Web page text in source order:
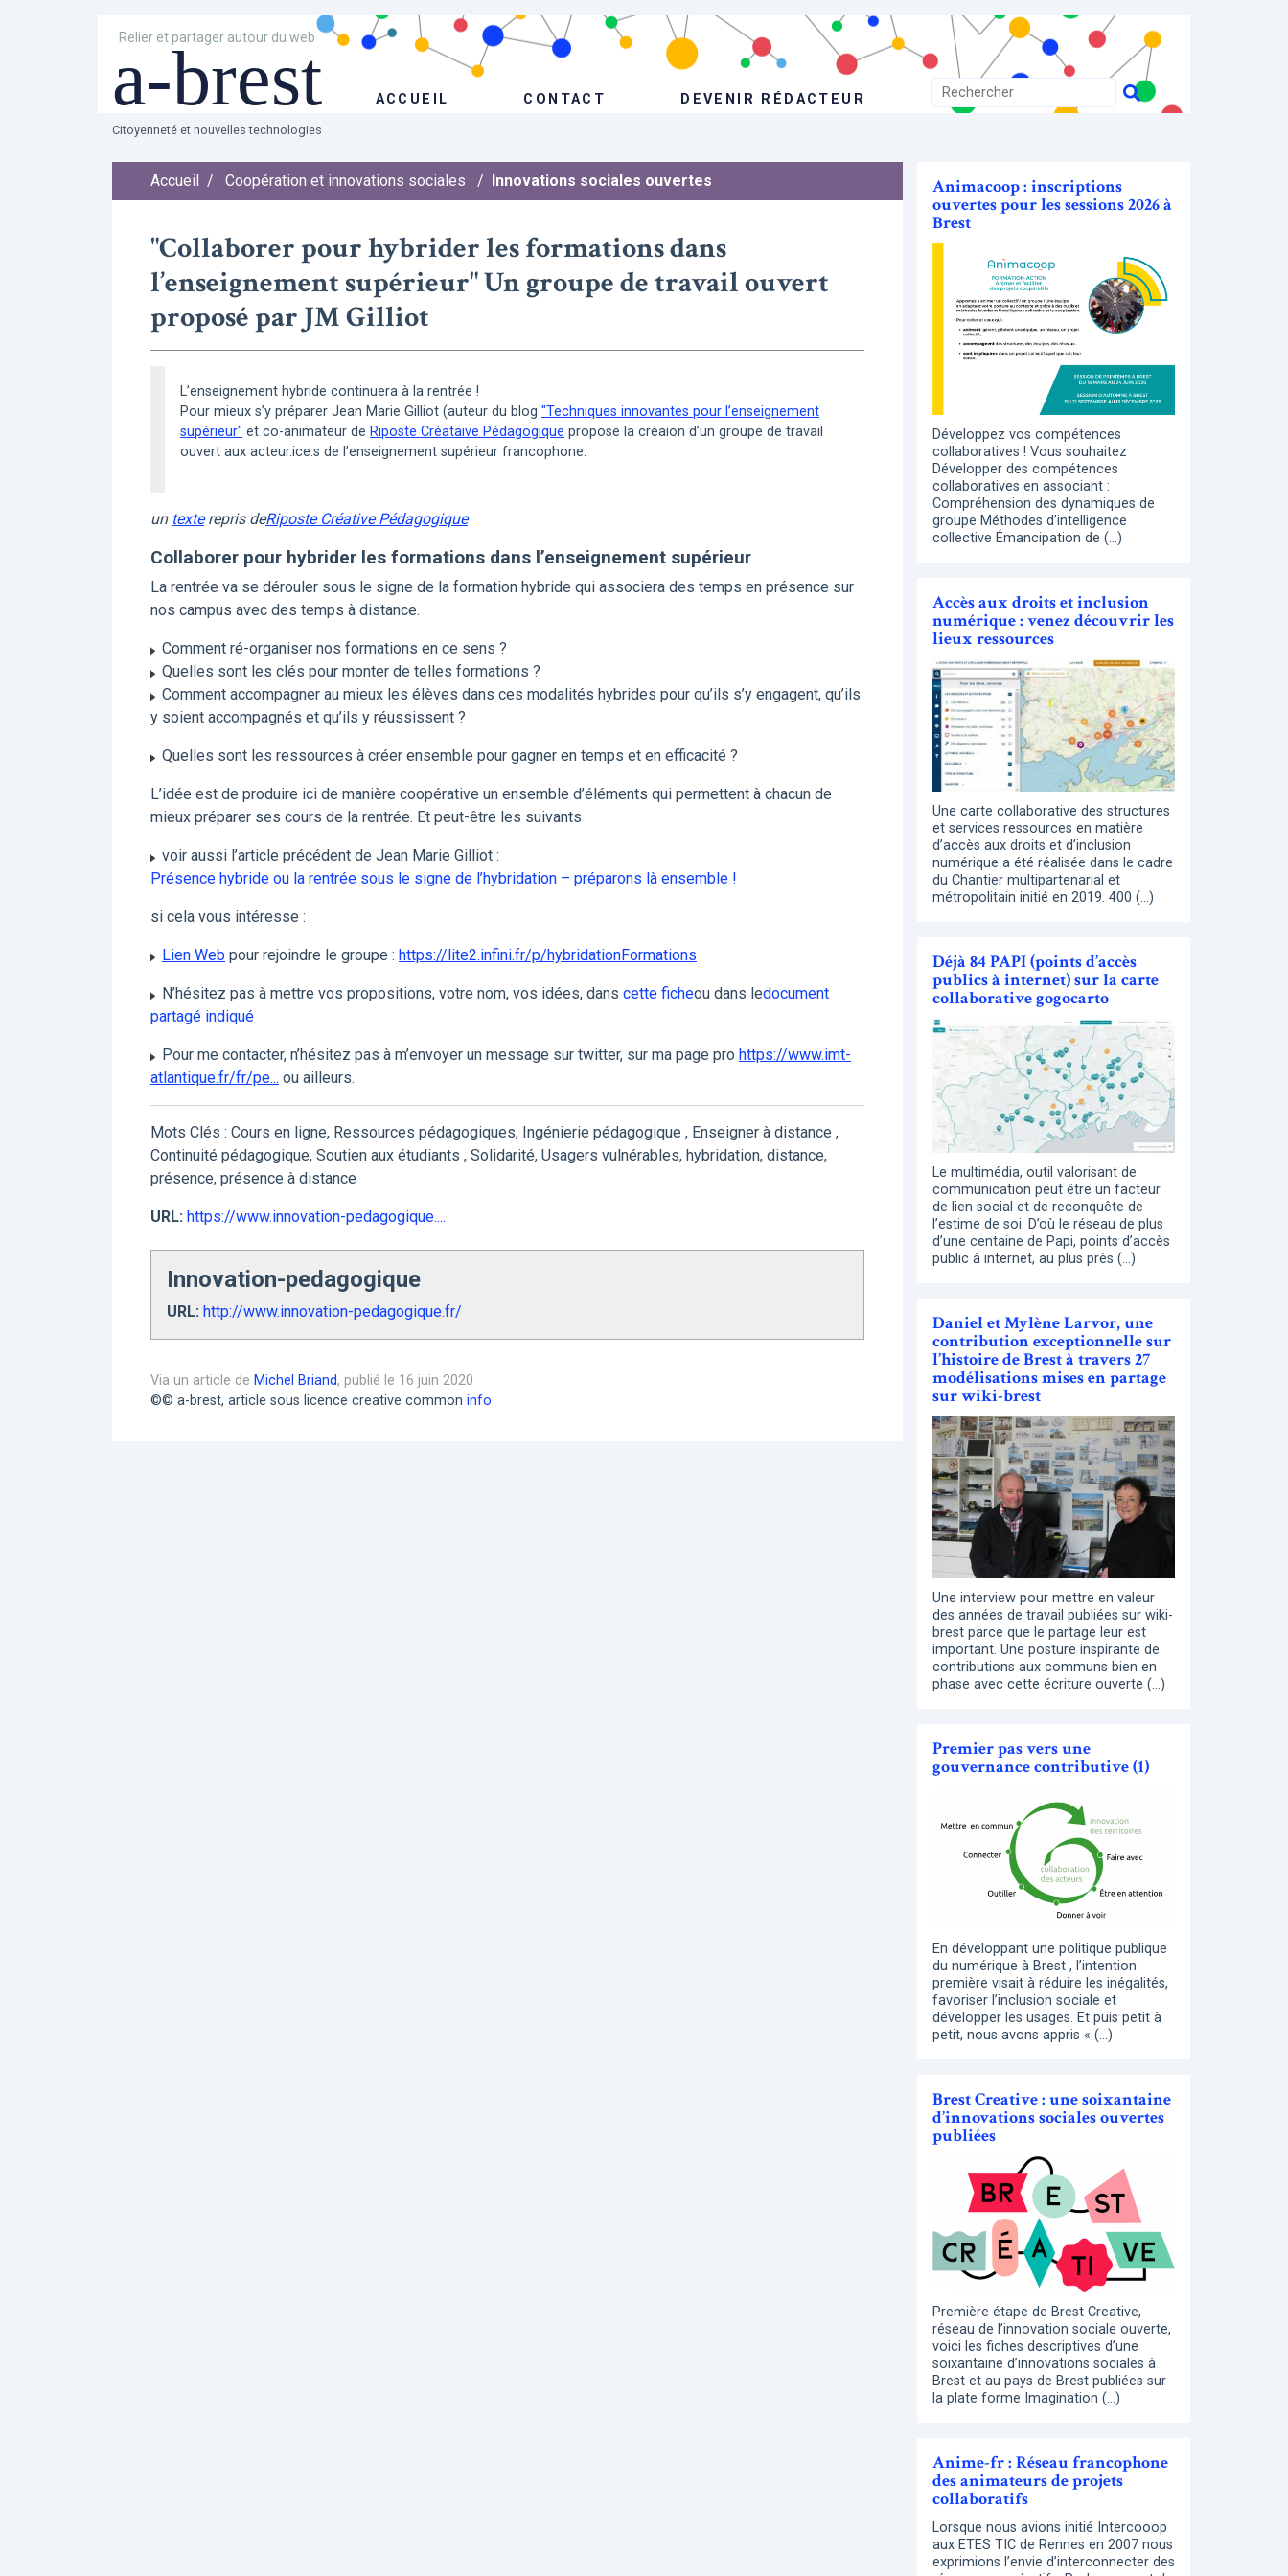
Relier et partager autour du web
a-brest ACCUEIL CONTACT DEVENIR RÉDACTEUR
Citoyenneté et nouvelles technologies
Accueil / Coopération et innovations sociales / Innovations sociales ouvertes
"Collaborer pour hybrider les formations dans
l’enseignement supérieur" Un groupe de travail ouvert
proposé par JM Gilliot
L’enseignement hybride continuera à la rentrée !
Pour mieux s’y préparer Jean Marie Gilliot (auteur du blog "Techniques innovantes pour l’enseignement
supérieur" et co-animateur de Riposte Créataive Pédagogique propose la créaion d’un groupe de travail
ouvert aux acteur.ice.s de l’enseignement supérieur francophone.
un texterepris deRiposte Créative Pédagogique
Collaborer pour hybrider les formations dans l’enseignement supérieur
La rentrée va se dérouler sous le signe de la formation hybride qui associera des temps en présence sur
nos campus avec des temps à distance.
Comment ré-organiser nos formations en ce sens ?
Quelles sont les clés pour monter de telles formations ?
Comment accompagner au mieux les élèves dans ces modalités hybrides pour qu’ils s’y engagent, qu’ils
y soient accompagnés et qu’ils y réussissent ?
Quelles sont les ressources à créer ensemble pour gagner en temps et en efficacité ?
L’idée est de produire ici de manière coopérative un ensemble d’éléments qui permettent à chacun de
mieux préparer ses cours de la rentrée. Et peut-être les suivants
voir aussi l’article précédent de Jean Marie Gilliot :
Présence hybride ou la rentrée sous le signe de l’hybridation – préparons là ensemble !
si cela vous intéresse :
Lien Web pour rejoindre le groupe : https://lite2.infini.fr/p/hybridationFormations
N’hésitez pas à mettre vos propositions, votre nom, vos idées, dans cette ficheou dans ledocument
partagé indiqué
Pour me contacter, n’hésitez pas à m’envoyer un message sur twitter, sur ma page pro https://www.imt-
atlantique.fr/fr/pe... ou ailleurs.
Mots Clés : Cours en ligne, Ressources pédagogiques, Ingénierie pédagogique , Enseigner à distance ,
Continuité pédagogique, Soutien aux étudiants , Solidarité, Usagers vulnérables, hybridation, distance,
présence, présence à distance
URL: https://www.innovation-pedagogique....
Innovation-pedagogique
URL: http://www.innovation-pedagogique.fr/
Via un article de Michel Briand, publié le 16 juin 2020
©© a-brest, article sous licence creative common info
Animacoop : inscriptions
ouvertes pour les sessions 2026 à
Brest
Développez vos compétences
collaboratives ! Vous souhaitez
Développer des compétences
collaboratives en associant :
Compréhension des dynamiques de
groupe Méthodes d’intelligence
collective Émancipation de (…)
Accès aux droits et inclusion
numérique : venez découvrir les
lieux ressources
Une carte collaborative des structures
et services ressources en matière
d’accès aux droits et d’inclusion
numérique a été réalisée dans le cadre
du Chantier multipartenarial et
métropolitain initié en 2019. 400 (…)
Déjà 84 PAPI (points d’accès
publics à internet) sur la carte
collaborative gogocarto
Le multimédia, outil valorisant de
communication peut être un facteur
de lien social et de reconquête de
l’estime de soi. D’où le réseau de plus
d’une centaine de Papi, points d’accès
public à internet, au plus près (…)
Daniel et Mylène Larvor, une
contribution exceptionnelle sur
l’histoire de Brest à travers 27
modélisations mises en partage
sur wiki-brest
Une interview pour mettre en valeur
des années de travail publiées sur wiki-
brest parce que le partage leur est
important. Une posture inspirante de
contributions aux communs bien en
phase avec cette écriture ouverte (…)
Premier pas vers une
gouvernance contributive (1)
En développant une politique publique
du numérique à Brest , l’intention
première visait à réduire les inégalités,
favoriser l’inclusion sociale et
développer les usages. Et puis petit à
petit, nous avons appris « (…)
Brest Creative : une soixantaine
d’innovations sociales ouvertes
publiées
Première étape de Brest Creative,
réseau de l’innovation sociale ouverte,
voici les fiches descriptives d’une
soixantaine d’innovations sociales à
Brest et au pays de Brest publiées sur
la plate forme Imagination (…)
Anime-fr : Réseau francophone
des animateurs de projets
collaboratifs
Lorsque nous avions initié Intercooop
aux ETES TIC de Rennes en 2007 nous
exprimions l’envie d’interconnecter des